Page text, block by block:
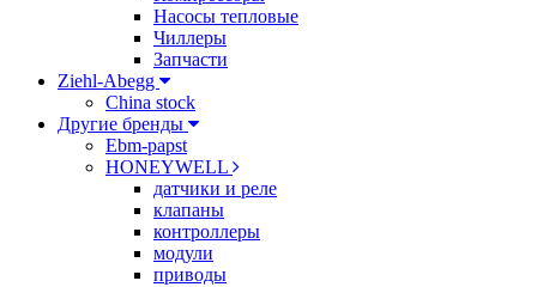
Насосы тепловые
Чиллеры
Запчасти
Ziehl-Abegg
China stock
Другие бренды
Ebm-papst
HONEYWELL
датчики и реле
клапаны
контроллеры
модули
приводы